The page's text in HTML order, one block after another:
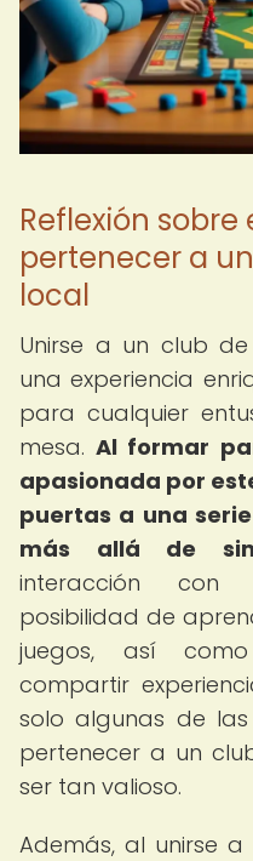
Reflexión sobre
pertenecer a
local
Unirse a un club
una experiencia
para cualquier
mesa.Al formar
apasionada por
puertas a una
más allá de
interacción con
posibilidad de
juegos, así
compartir
solo algunas de
pertenecer a un
ser tan valioso.
Además, al unirse